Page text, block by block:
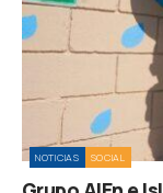
NOTICIAS SOCIAL